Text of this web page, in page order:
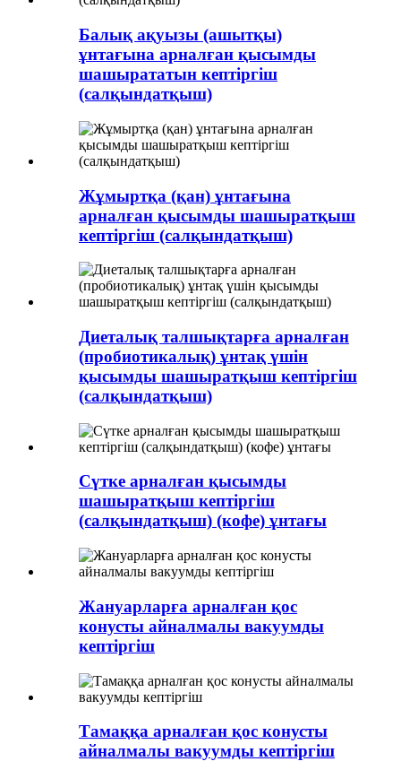
Балық ақуызы (ашытқы)
ұнтағына арналған қысымды
шашырататын кептіргіш
(салқындатқыш)
Жұмыртқа (қан) ұнтағына
арналған қысымды шашыратқыш
кептіргіш (салқындатқыш)
Диеталық талшықтарға арналған
(пробиотикалық) ұнтақ үшін
қысымды шашыратқыш кептіргіш
(салқындатқыш)
Сүтке арналған қысымды
шашыратқыш кептіргіш
(салқындатқыш) (кофе) ұнтағы
Жануарларға арналған қос
конусты айналмалы вакуумды
кептіргіш
Тамаққа арналған қос конусты
айналмалы вакуумды кептіргіш